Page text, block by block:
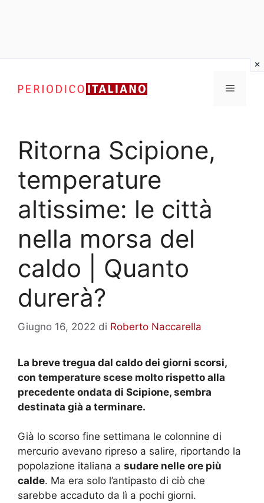
contenuto
Menu
Ritorna Scipione,
temperature
altissime: le città
nella morsa del
caldo | Quanto
durerà?
Giugno 16, 2022 di Roberto Naccarella
La breve tregua dal caldo dei giorni scorsi,
con temperature scese molto rispetto alla
precedente ondata di Scipione, sembra
destinata già a terminare.
Già lo scorso fine settimana le colonnine di
mercurio avevano ripreso a salire, riportando la
popolazione italiana a sudare nelle ore più
calde. Ma era solo l’antipasto di ciò che
sarebbe accaduto da lì a pochi giorni.